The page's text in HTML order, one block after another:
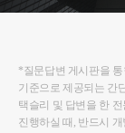
*질문답변 게시판을
기준으로 제공되는 간
택슬리 및 답변을 한
진행하실 때, 반드시